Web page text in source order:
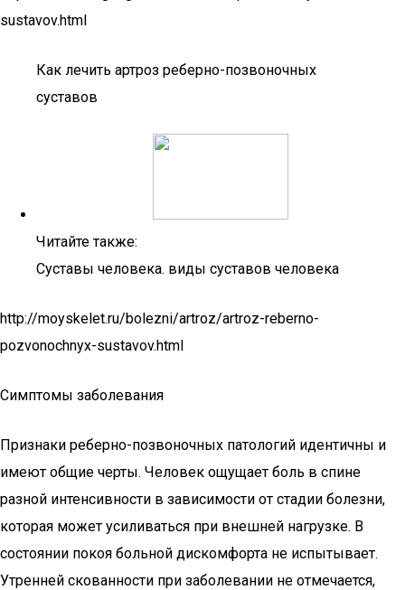
sustavov.html
Как лечить артроз реберно-позвоночных
суставов
Читайте также:
Суставы человека. виды суставов человека
http://moyskelet.ru/bolezni/artroz/artroz-reberno-
pozvonochnyx-sustavov.html
Симптомы заболевания
Признаки реберно-позвоночных патологий идентичны и
имеют общие черты. Человек ощущает боль в спине
разной интенсивности в зависимости от стадии болезни,
которая может усиливаться при внешней нагрузке. В
состоянии покоя больной дискомфорта не испытывает.
Утренней скованности при заболевании не отмечается,